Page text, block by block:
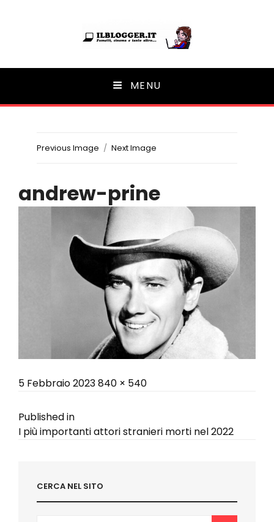
Ilblogger.it
Il portalino di blog | MENU
Previous Image Next Image
andrew-prine
Posted
5 Febbraio 2023Full
840 × 540
Navigazione
articoli
Published in
I più importanti attori stranieri morti nel 2022
CERCA NEL SITO